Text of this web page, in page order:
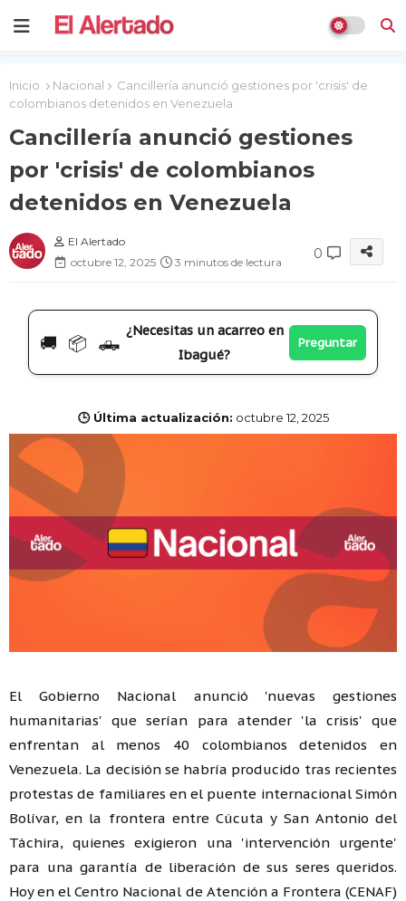
Inicio Nacional
Cancillería anunció gestiones por 'crisis' de
colombianos detenidos en Venezuela
Cancillería anunció gestiones
por 'crisis' de colombianos
detenidos en Venezuela
El Alertado
octubre 12, 2025
3 minutos de lectura
0
🚚 📦 🛻
¿Necesitas un acarreo en
Ibagué?
Preguntar
🕒 Última actualización: octubre 12, 2025
El Gobierno Nacional anunció 'nuevas gestiones
humanitarias' que serían para atender 'la crisis' que
enfrentan al menos 40 colombianos detenidos en
Venezuela. La decisión se habría producido tras recientes
protestas de familiares en el puente internacional Simón
Bolívar, en la frontera entre Cúcuta y San Antonio del
Táchira, quienes exigieron una 'intervención urgente'
para una garantía de liberación de sus seres queridos.
Hoy en el Centro Nacional de Atención a Frontera (CENAF)